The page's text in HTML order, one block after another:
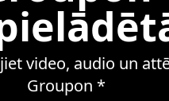
video, audio un
Groupon *